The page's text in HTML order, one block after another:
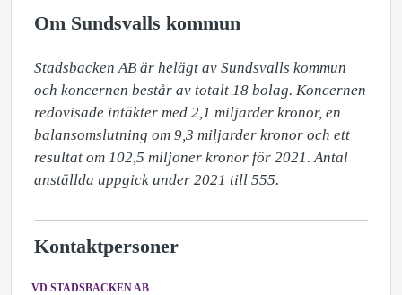
Om Sundsvalls kommun
Stadsbacken AB är helägt av Sundsvalls kommun
och koncernen består av totalt 18 bolag. Koncernen
redovisade intäkter med 2,1 miljarder kronor, en
balansomslutning om 9,3 miljarder kronor och ett
resultat om 102,5 miljoner kronor för 2021. Antal
anställda uppgick under 2021 till 555.
Kontaktpersoner
VD STADSBACKEN AB